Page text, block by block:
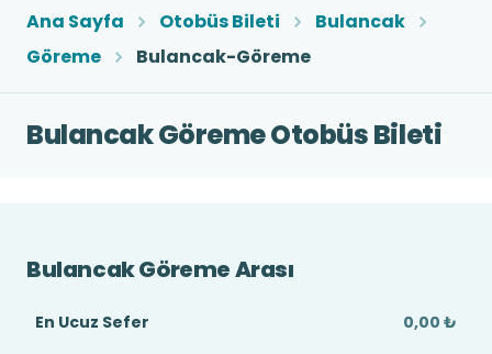
Ana Sayfa Otobüs Bileti
Bulancak
Göreme
Bulancak-Göreme
Bulancak Göreme Otobüs Bileti
Bulancak Göreme Arası
En Ucuz Sefer
0,00 ₺